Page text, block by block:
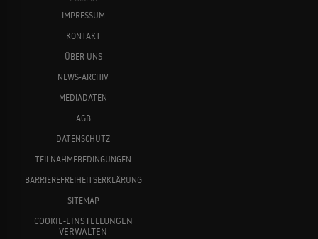
IMPRESSUM
KONTAKT
ÜBER UNS
NEWS-ARCHIV
MEDIADATEN
AGB
DATENSCHUTZ
TEILNAHMEBEDINGUNGEN
BARRIEREFREIHEITSERKLÄRUNG
SITEMAP
COOKIE-EINSTELLUNGEN
VERWALTEN